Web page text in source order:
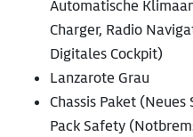
Automatische
Charger, Radio
Digitales Cockpit)
Lanzarote Grau
Chassis Paket
Pack Safety